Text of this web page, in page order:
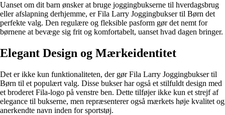
Uanset om dit barn ønsker at bruge joggingbukserne til hverdagsbrug
eller afslapning derhjemme, er Fila Larry Joggingbukser til Børn det
perfekte valg. Den regulære og fleksible pasform gør det nemt for
børnene at bevæge sig frit og komfortabelt, uanset hvad dagen bringer.
Elegant Design og Mærkeidentitet
Det er ikke kun funktionaliteten, der gør Fila Larry Joggingbukser til
Børn til et populært valg. Disse bukser har også et stilfuldt design med
et broderet Fila-logo på venstre ben. Dette tilføjer ikke kun et strejf af
elegance til bukserne, men repræsenterer også mærkets høje kvalitet og
anerkendte navn inden for sportstøj.